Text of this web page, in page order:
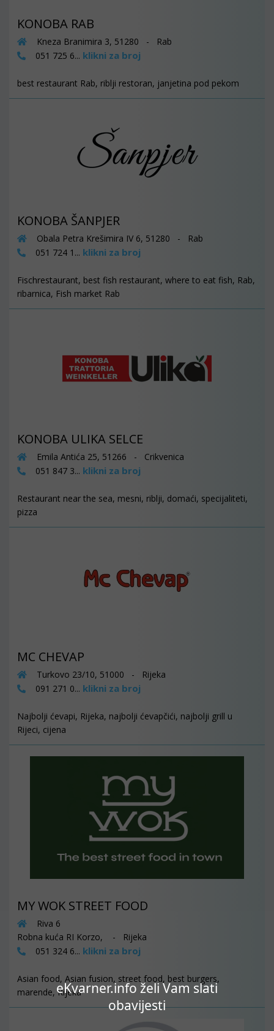
eKvarner.info želi Vam slati
obavijesti
KONOBA RAB
Kneza Branimira 3, 51280 - Rab
051 725 6... klikni za broj
best restaurant Rab, riblji restoran, janjetina pod pekom
KONOBA ŠANPJER
Obala Petra Krešimira IV 6, 51280 - Rab
051 724 1... klikni za broj
Fischrestaurant, best fish restaurant, where to eat fish, Rab,
ribarnica, Fish market Rab
KONOBA ULIKA SELCE
Emila Antića 25, 51266 - Crikvenica
051 847 3... klikni za broj
Restaurant near the sea, mesni, riblji, domaći, specijaliteti,
pizza
MC CHEVAP
Turkovo 23/10, 51000 - Rijeka
091 271 0... klikni za broj
Najbolji ćevapi, Rijeka, najbolji ćevapčići, najbolji grill u
Rijeci, cijena
MY WOK STREET FOOD
Riva 6
Robna kuća RI Korzo, - Rijeka
051 324 6... klikni za broj
Asian food, Asian fusion, street food, best burgers,
marende, Rijeka